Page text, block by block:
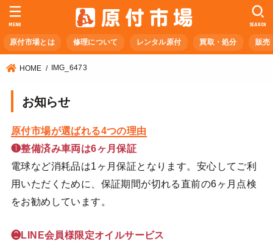
原付市場とは 修理について レンタル原付 買取・処分 販売
SEARCH
MENU
HOME IMG_6473
お知らせ
原付市場が選ばれる4つの理由
❶整備済み車両は6ヶ月保証
電球など消耗品は1ヶ月保証となります。安心してご利
用いただくために、保証期間が切れる直前の6ヶ月点検
をお勧めしています。
❷LINE会員様限定オイルサービス